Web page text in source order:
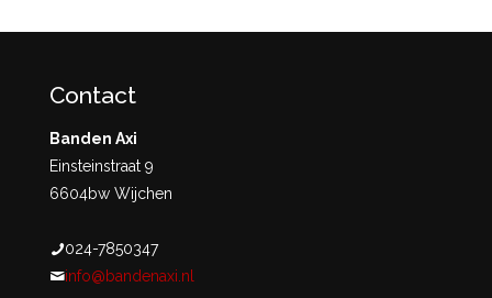
Contact
Banden Axi
Einsteinstraat 9
6604bw Wijchen
024-7850347
info@bandenaxi.nl